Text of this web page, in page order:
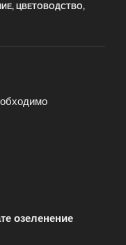
, ЦВЕТОВОДСТВО,
озеленение